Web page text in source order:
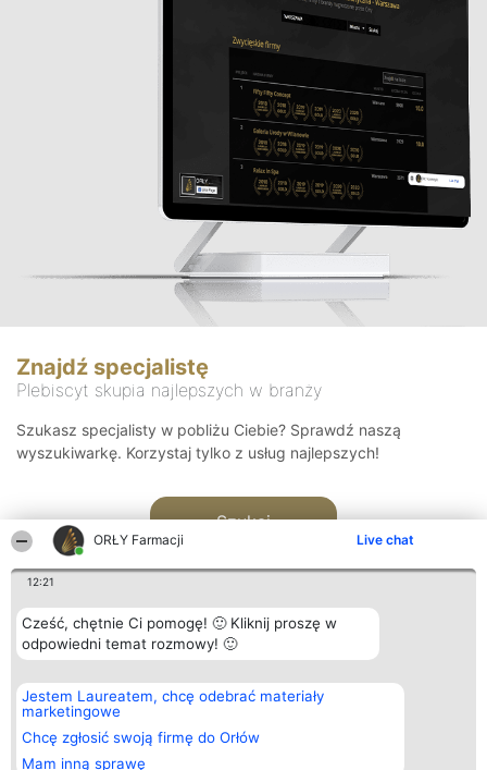
ORŁY Farmacji Live chat
12:21
Cześć, chętnie Ci pomogę! 🙂 Kliknij proszę w
odpowiedni temat rozmowy! 🙂
Jestem Laureatem, chcę odebrać materiały
marketingowe
Chcę zgłosić swoją firmę do Orłów
Mam inną sprawę
Znajdź specjalistę
Plebiscyt skupia najlepszych w branży
Szukasz specjalisty w pobliżu Ciebie? Sprawdź naszą
wyszukiwarkę. Korzystaj tylko z usług najlepszych!
Szukaj
Organizator plebiscytu
Bright Side Solutions sp. z o.
o. sp. k.
ul. Ruska 22
Wrocław 50-079
KRS 0000749100 | Regon
Plebiscyt
Laureaci
wszystkich
Laureatów
Kontakt
Kontakt